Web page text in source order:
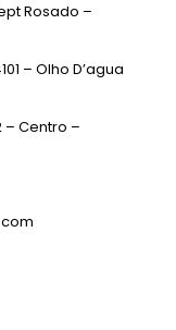
Rosado –
– Olho D’agua
– Centro –